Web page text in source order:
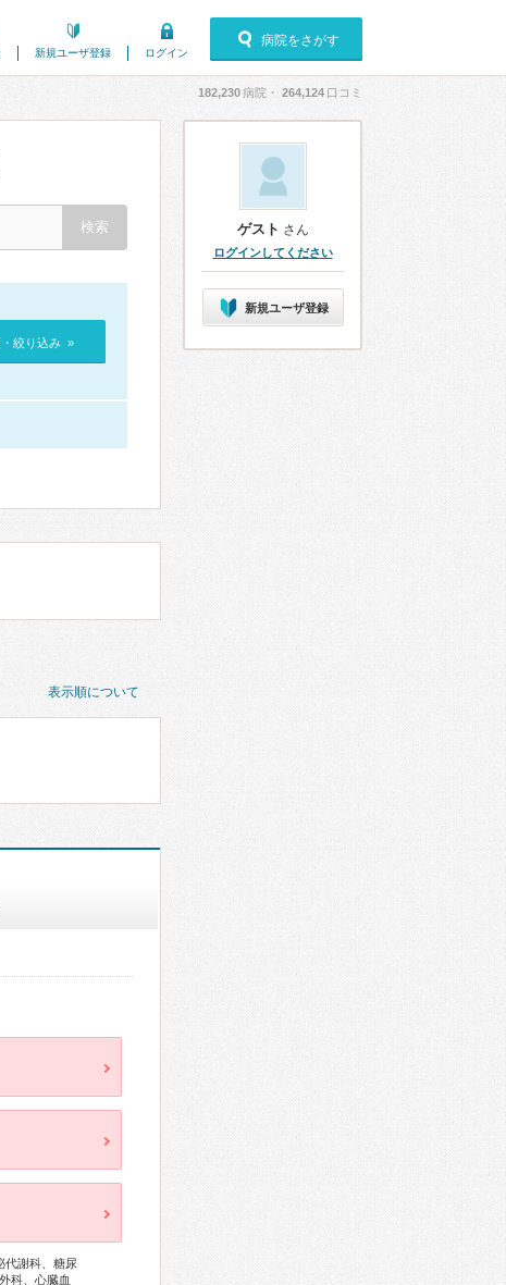
新規ユーザ登録 ログイン
病院をさがす
182,230病院・ 264,124 口コミ
絞り込み »
表示順について
代謝科、糖尿
科、心臓血
ゲスト さん
ログインしてください
新規ユーザ登録